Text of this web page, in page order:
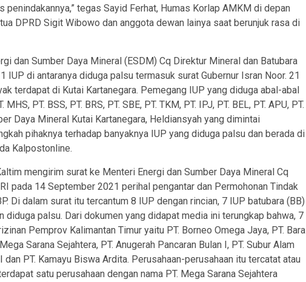
tegas Sayid Ferhat, Humas Korlap AMKM di depan
DPRD Sigit Wibowo dan anggota dewan lainya saat berunjuk rasa di
dan Sumber Daya Mineral (ESDM) Cq Direktur Mineral dan Batubara
IUP di antaranya diduga palsu termasuk surat Gubernur Isran Noor. 21
terdapat di Kutai Kartanegara. Pemegang IUP yang diduga abal-abal
PT. BSS, PT. BRS, PT. SBE, PT. TKM, PT. IPJ, PT. BEL, PT. APU, PT.
Daya Mineral Kutai Kartanegara, Heldiansyah yang dimintai
pihaknya terhadap banyaknya IUP yang diduga palsu dan berada di
Kalpostonline.
mengirim surat ke Menteri Energi dan Sumber Daya Mineral Cq
pada 14 September 2021 perihal pengantar dan Permohonan Tindak
Di dalam surat itu tercantum 8 IUP dengan rincian, 7 IUP batubara (BB)
diduga palsu. Dari dokumen yang didapat media ini terungkap bahwa, 7
Pemprov Kalimantan Timur yaitu PT. Borneo Omega Jaya, PT. Bara
Sarana Sejahtera, PT. Anugerah Pancaran Bulan I, PT. Subur Alam
dan PT. Kamayu Biswa Ardita. Perusahaan-perusahaan itu tercatat atau
satu perusahaan dengan nama PT. Mega Sarana Sejahtera